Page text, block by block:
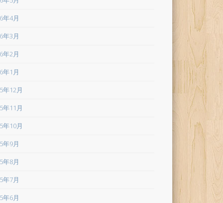
年4月
年3月
年2月
年1月
年12月
年11月
年10月
年9月
年8月
年7月
年6月